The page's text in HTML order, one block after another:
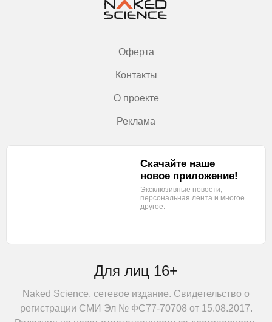
Оферта
Контакты
О проекте
Реклама
Для лиц 16+
Naked Science, сетевое издание. Свидетельство о
регистрации СМИ Эл № ФС77-70708 от 15.08.2017.
Скачайте наше
новое приложение!
Эксклюзивные новости,
персональная лента и многое
другое.